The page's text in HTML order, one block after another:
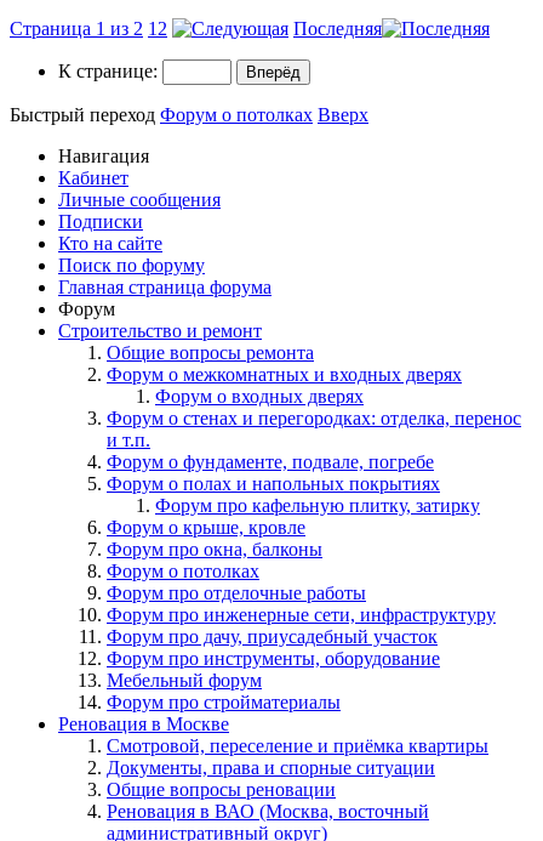
Страница 1 из 2 1 2 Последняя
К странице:
Быстрый переход Форум о потолках Вверх
Навигация
Кабинет
Личные сообщения
Подписки
Кто на сайте
Поиск по форуму
Главная страница форума
Форум
Строительство и ремонт
Общие вопросы ремонта
Форум о межкомнатных и входных дверях
Форум о входных дверях
Форум о стенах и перегородках: отделка, перенос
и т.п.
Форум о фундаменте, подвале, погребе
Форум о полах и напольных покрытиях
Форум про кафельную плитку, затирку
Форум о крыше, кровле
Форум про окна, балконы
Форум о потолках
Форум про отделочные работы
Форум про инженерные сети, инфраструктуру
Форум про дачу, приусадебный участок
Форум про инструменты, оборудование
Мебельный форум
Форум про стройматериалы
Реновация в Москве
Смотровой, переселение и приёмка квартиры
Документы, права и спорные ситуации
Общие вопросы реновации
Реновация в ВАО (Москва, восточный
административный округ)